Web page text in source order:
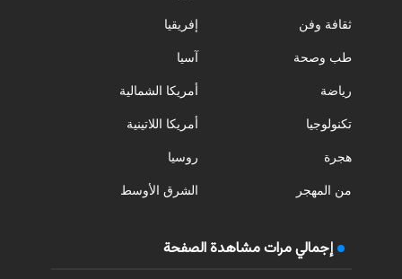
ثقافة وفن
طب وصحة
رياضة
تكنولوجيا
هجرة
من المهجر
إفريقيا
آسيا
أمريكا الشمالية
أمريكا اللاتينية
روسيا
الشرق الأوسط
إجمالي مرات مشاهدة الصفحة